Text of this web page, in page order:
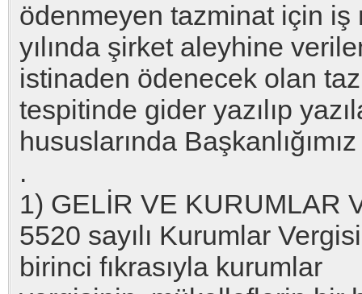
ödenmeyen tazminat için iş
yılında şirket aleyhine
istinaden ödenecek olan
tespitinde gider yazılıp
hususlarında
.
1) GELİR VE KURUMLAR
5520 sayılı Kurumlar
birinci fıkrasıyla kurumlar